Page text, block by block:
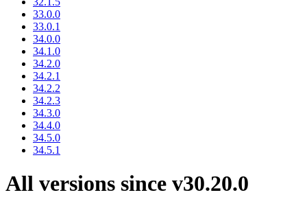
33.0.0
33.0.1
34.0.0
34.1.0
34.2.0
34.2.1
34.2.2
34.2.3
34.3.0
34.4.0
34.5.0
34.5.1
All versions since v30.20.0